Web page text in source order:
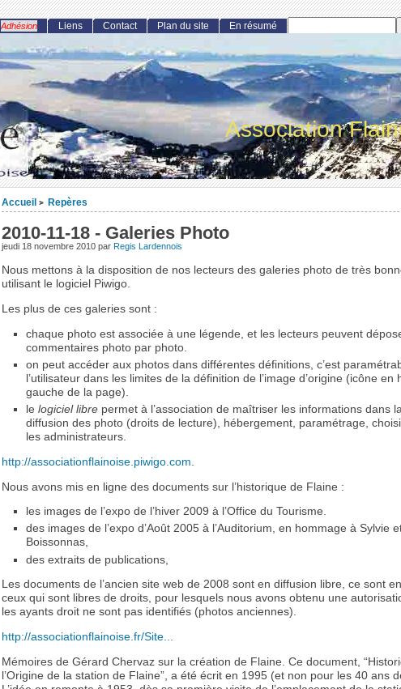
Association
Accueil > Repères
2010-11-18 - Galeries Photo
jeudi 18 novembre 2010 par Regis Lardennois
Nous mettons à la disposition de nos lecteurs des galeries photo de très
utilisant le logiciel Piwigo.
Les plus de ces galeries sont :
chaque photo est associée à une légende, et les lecteurs peuvent
commentaires photo par photo.
on peut accéder aux photos dans différentes définitions, c’est
l’utilisateur dans les limites de la définition de l’image d’origine (icône en
gauche de la page).
lelogiciel libre permet à l’association de maîtriser les informations dans
diffusion des photo (droits de lecture), hébergement, paramétrage,
les administrateurs.
http://associationflainoise.piwigo.com
Nous avons mis en ligne des documents sur l’historique de Flaine :
les images de l’expo de l’hiver 2009 à l’Office du Tourisme.
des images de l’expo d’Août 2005 à l’Auditorium, en hommage à Sylvie
Boissonnas,
des extraits de publications,
Les documents de l’ancien site web de 2008 sont en diffusion libre, ce sont
ceux qui sont libres de droits, pour lesquels nous avons obtenu une
les ayants droit ne sont pas identifiés (photos anciennes).
http://associationflainoise.fr/Site...
Mémoires de Gérard Chervaz sur la création de Flaine. Ce document,
l’Origine de la station de Flaine”, a été écrit en 1995 (et non pour les 40 ans
Adhésion Liens Contact Plan du site En résumé